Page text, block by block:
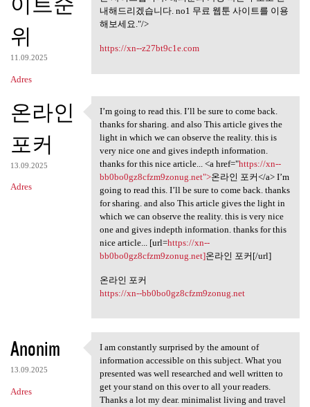
위
11.09.2025
Adres
내해드리겠습니다. no1 무료 웹툰 사이트를 이용
해보세요."/>
https://xn--z27bt9c1e.com
온라인
포커
13.09.2025
Adres
I’m going to read this. I’ll
I’m going to read this. I’ll be sure to come back.
thanks for sharing. and also This article gives the
light in which we can observe the reality. this is
very nice one and gives indepth information.
thanks for this nice article... <a href="https://xn--
bb0bo0gz8cfzm9zonug.net">온라인 포커</a> I’m
going to read this. I’ll be sure to come back. thanks
for sharing. and also This article gives the light in
which we can observe the reality. this is very nice
one and gives indepth information. thanks for this
nice article... [url=https://xn--
bb0bo0gz8cfzm9zonug.net]온라인 포커[/url]
온라인 포커
https://xn--bb0bo0gz8cfzm9zonug.net
Anonim
13.09.2025
Adres
I am constantly surprised by
I am constantly surprised by the amount of
information accessible on this subject. What you
presented was well researched and well written to
get your stand on this over to all your readers.
Thanks a lot my dear. minimalist living and travel